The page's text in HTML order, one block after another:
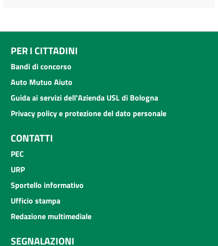
PER I CITTADINI
Bandi di concorso
Auto Mutuo Aiuto
Guida ai servizi dell'Azienda USL di Bologna
Privacy policy e protezione del dato personale
CONTATTI
PEC
URP
Sportello informativo
Ufficio stampa
Redazione multimediale
SEGNALAZIONI